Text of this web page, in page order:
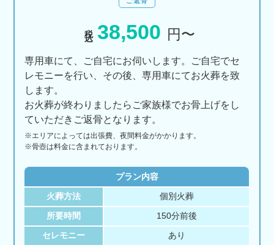
38,500 円〜
専用車にて、ご自宅にお伺いします。ご自宅でセ
レモニーを行い、その後、専用車にてお火葬を致
します。
お火葬が終わりましたらご家族様でお骨上げをし
ていただきご返骨となります。
※エリアによっては出張費、夜間料金がかかります。
※骨壺は料金に含まれております。
プラン内容
火葬方法 個別火葬
所要時間 150分前後
セレモニー あり